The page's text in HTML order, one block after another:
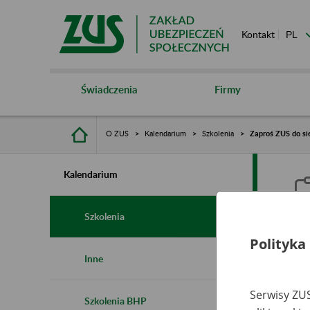
Kontakt
Świadczenia Firmy
O ZUS Kalendarium Szkolenia Zaproś ZUS do
Kalendarium
Szkolenia
Inne
Szkolenia BHP
Polityka
Serwisy